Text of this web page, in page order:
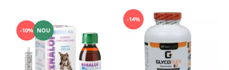
-10% NOU
-14%